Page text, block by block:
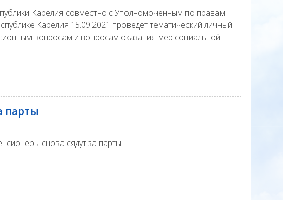
Карелия совместно с Уполномоченным по правам
Карелия 15.09.2021 проведёт тематический личный
вопросам и вопросам оказания мер социальной
парты
снова сядут за парты